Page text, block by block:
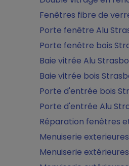
Fenêtres fibre de
Porte fenêtre Alu
Porte fenêtre bois
Baie vitrée Alu
Baie vitrée bois
Porte d'entrée bois
Porte d'entrée Alu
Réparation fenêtres
Menuiserie
Menuiserie